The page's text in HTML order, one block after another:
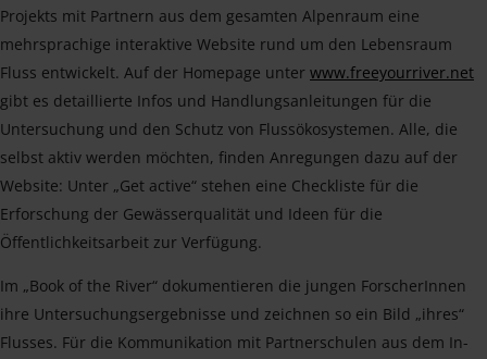
Projekts mit Partnern aus dem gesamten Alpenraum eine
mehrsprachige interaktive Website rund um den Lebensraum
Fluss entwickelt. Auf der Homepage unter www.freeyourriver.net
gibt es detaillierte Infos und Handlungsanleitungen für die
Untersuchung und den Schutz von Flussökosystemen. Alle, die
selbst aktiv werden möchten, finden Anregungen dazu auf der
Website: Unter „Get active“ stehen eine Checkliste für die
Erforschung der Gewässerqualität und Ideen für die
Öffentlichkeitsarbeit zur Verfügung.
Im „Book of the River“ dokumentieren die jungen ForscherInnen
ihre Untersuchungsergebnisse und zeichnen so ein Bild „ihres“
Flusses. Für die Kommunikation mit Partnerschulen aus dem In-